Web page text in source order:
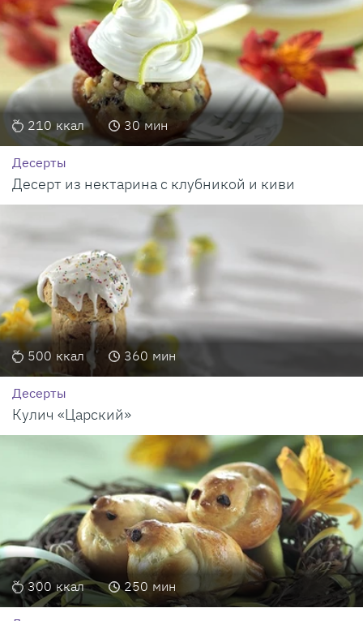
210 ккал 30 мин
Десерты
Десерт из нектарина с клубникой и киви
500 ккал 360 мин
Десерты
Кулич «Царский»
300 ккал 250 мин